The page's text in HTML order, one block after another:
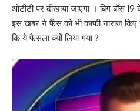
ओटीटी पर दीखाया जाएगा । बिग बॉस
इस खबर ने फैंस को भी काफी नाराज
कि ये फैसला क्यों लिया गया ?